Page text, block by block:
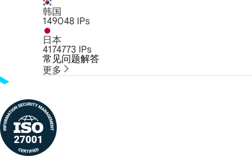
韩国
149048 IPs
日本
4174773 IPs
常见问题解答
更多